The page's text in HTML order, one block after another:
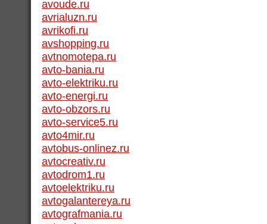
avoude.ru
avrialuzn.ru
avrikofi.ru
avshopping.ru
avtnomotepa.ru
avto-bania.ru
avto-elektriku.ru
avto-energi.ru
avto-obzors.ru
avto-service5.ru
avto4mir.ru
avtobus-onlinez.ru
avtocreativ.ru
avtodrom1.ru
avtoelektriku.ru
avtogalantereya.ru
avtografmania.ru